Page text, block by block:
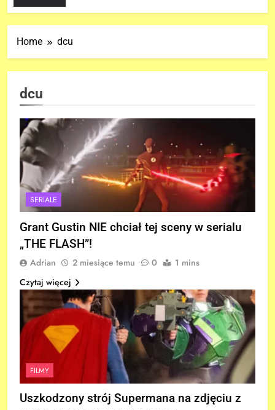
Home dcu
dcu
SERIALE
Grant Gustin NIE chciał tej sceny w serialu
„THE FLASH”!
Adrian 2 miesiące temu 0
1 mins
Czytaj więcej
FILMY
Uszkodzony strój Supermana na zdjęciu z